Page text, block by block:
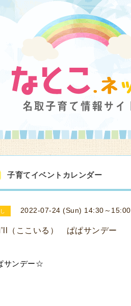
子育てイベントカレンダー
2022-07-24 (Sun) 14:30～15:00
（ここいる） ぱぱサンデー
サンデー☆